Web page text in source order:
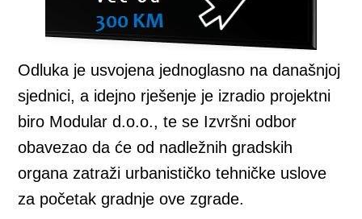
Odluka je usvojena jednoglasno na današnjoj
sjednici, a idejno rješenje je izradio projektni
biro Modular d.o.o., te se Izvršni odbor
obavezao da će od nadležnih gradskih
organa zatraži urbanističko tehničke uslove
za početak gradnje ove zgrade.